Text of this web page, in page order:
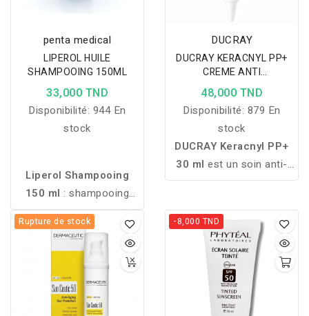
penta medical
LIPEROL HUILE
SHAMPOOING 150ML
33,000 TND
Disponibilité: 944 En
stock
Liperol Shampooing
150 ml : shampooing
hydratant et apaisant aux
lipo-aminoacides et à
l’urée. Nettoyage
physiologique idéal pour
cuirs chevelus sensibles
et cheveux fins.
DUCRAY
DUCRAY KERACNYL PP+
CREME ANTI
IMPERFECTIONS 30ML
48,000 TND
Disponibilité: 879 En
stock
DUCRAY Keracnyl PP+
30 ml est un soin anti-
imperfections
pour les peaux à
tendance acnéique. Il aide
à réduire les boutons,
limite leur réapparition et
atténue les marques
persistantes. Enrichi en
Rupture de stock -8,000 TND